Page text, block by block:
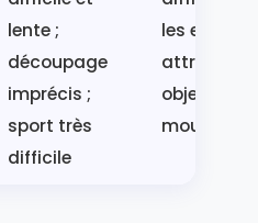
lente ;
découpage
imprécis ;
sport très
difficile
les
attraper
objets en